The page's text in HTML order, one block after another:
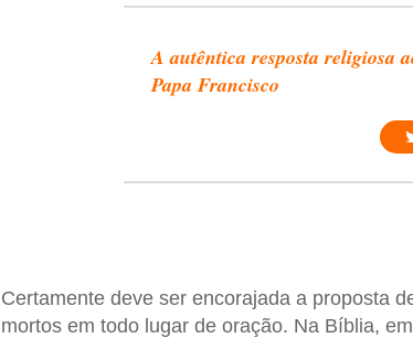
A autêntica resposta religiosa
Papa Francisco
Certamente deve ser encorajada a proposta
mortos em todo lugar de oração. Na Bíblia,